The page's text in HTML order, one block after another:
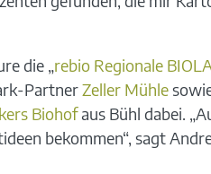
die „ rebio Regionale
PartnerZeller Mühlesowie
Biohofaus Bühl dabei.
bekommen“, sagt